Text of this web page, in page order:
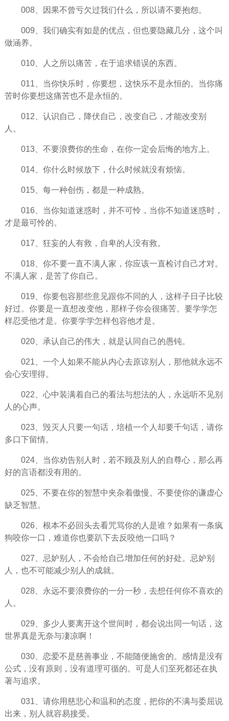
008、因果不曾亏欠过我们什么，所以请不要抱怨。
009、我们确实有如是的优点，但也要隐藏几分，这个叫
做涵养。
010、人之所以痛苦，在于追求错误的东西。
011、当你快乐时，你要想，这快乐不是永恒的。当你痛
苦时你要想这痛苦也不是永恒的。
012、认识自己，降伏自己，改变自己，才能改变别
人。
013、不要浪费你的生命 ，在你一定会后悔的地方上。
014、你什么时候放下，什么时候就没有烦恼。
015、每一种创伤，都是一种成熟。
016、当你知道迷惑时，并不可怜，当你不知道迷惑时，
才是最可怜的。
017、狂妄的人有救，自卑的人没有救。
018、你不要一直不满人家，你应该一直检讨自己才对。
不满人家，是苦了你自己。
019、你要包容那些意见跟你不同的人，这样子日子比较
好过。你要是一直想改变他，那样子你会很痛苦。要学学怎
样忍受他才是。你要学学怎样包容他才是。
020、承认自己的伟大，就是认同自己的愚钝。
021、一个人如果不能从内心去原谅别人，那他就永远不
会心安理得。
022、心中装满着自己的看法与想法的人，永远听不见别
人的心声。
023、毁灭人只要一句话，培植一个人却要千句话，请你
多口下留情。
024、当你劝告别人时，若不顾及别人的自尊心，那么再
好的言语都没有用的。
025、不要在你的智慧中夹杂着傲慢。不要使你的谦虚心
缺乏智慧。
026、根本不必回头去看咒骂你的人是谁？如果有一条疯
狗咬你一口，难道你也要趴下去反咬他一口吗？
027、忌妒别人，不会给自己增加任何的好处。忌妒别
人，也不可能减少别人的成就。
028、永远不要浪费你的一分一秒，去想任何你不喜欢的
人。
029、多少人要离开这个世间时，都会说出同一句话，这
世界真是无奈与凄凉啊！
030、 恋爱不是慈善事业，不能随便施舍的。 感情是没有
公式，没有原则，没有道理可循的。可是人们至死都还在执
著与追求。
031、请你用慈悲心和温和的态度，把你的不满与委屈说
出来，别人就容易接受。